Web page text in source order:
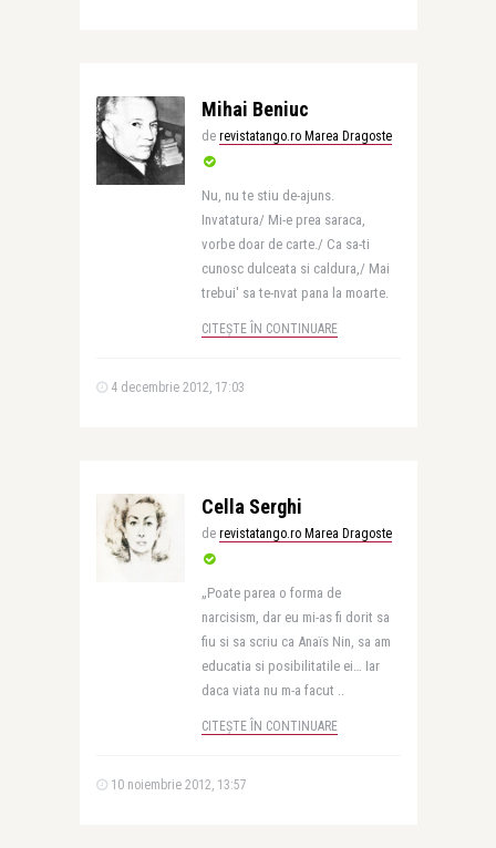
Mihai Beniuc
de revistatango.ro Marea Dragoste
Nu, nu te stiu de-ajuns.
Invatatura/ Mi-e prea saraca,
vorbe doar de carte./ Ca sa-ti
cunosc dulceata si caldura,/ Mai
trebui' sa te-nvat pana la moarte.
CITEȘTE ÎN CONTINUARE
4 decembrie 2012, 17:03
Cella Serghi
de revistatango.ro Marea Dragoste
„Poate parea o forma de
narcisism, dar eu mi-as fi dorit sa
fiu si sa scriu ca Anaïs Nin, sa am
educatia si posibilitatile ei… Iar
daca viata nu m-a facut ..
CITEȘTE ÎN CONTINUARE
10 noiembrie 2012, 13:57